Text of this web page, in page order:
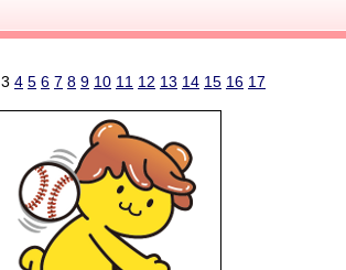
3 4 5 6 7 8 9 10 11 12 13 14 15 16 17